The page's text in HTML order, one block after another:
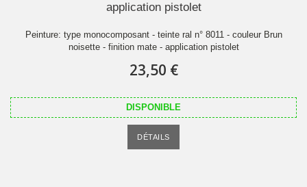
application pistolet
Peinture: type monocomposant - teinte ral n° 8011 - couleur Brun
noisette - finition mate - application pistolet
23,50 €
DISPONIBLE
DÉTAILS